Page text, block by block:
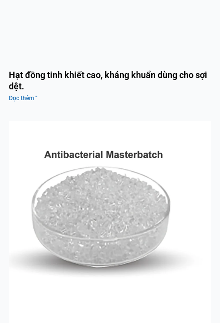
Hạt đồng tinh khiết cao, kháng khuẩn dùng cho sợi
dệt.
Đọc thêm "